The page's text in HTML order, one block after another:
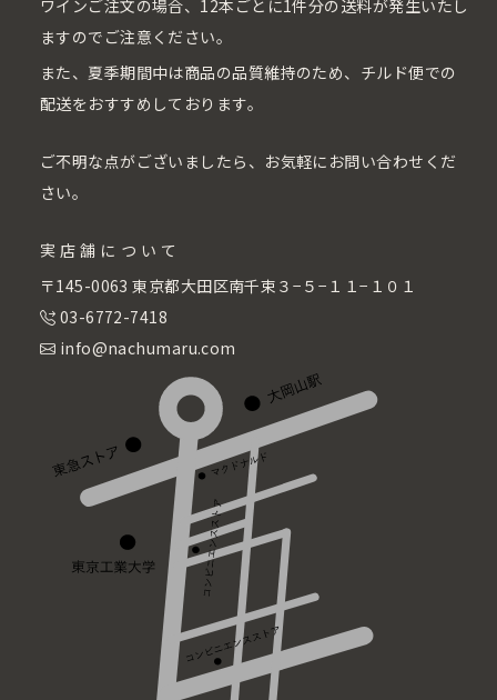
ワインご注文の場合、12本ごとに1件分の送料が発生いたし
ますのでご注意ください。
また、夏季期間中は商品の品質維持のため、チルド便での
配送をおすすめしております。
ご不明な点がございましたら、お気軽にお問い合わせくだ
さい。
実店舗について
〒145-0063 東京都大田区南千束３−５−１１−１０１
03-6772-7418
info@nachumaru.com